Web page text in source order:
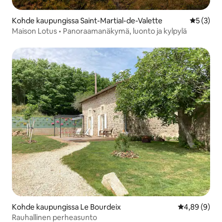
Kohde kaupungissa Saint-Martial-de-Valette
5 (3)
Maison Lotus • Panoraamanäkymä, luonto ja kylpylä
Kohde kaupungissa Le Bourdeix
4,89 (9)
Rauhallinen perheasunto